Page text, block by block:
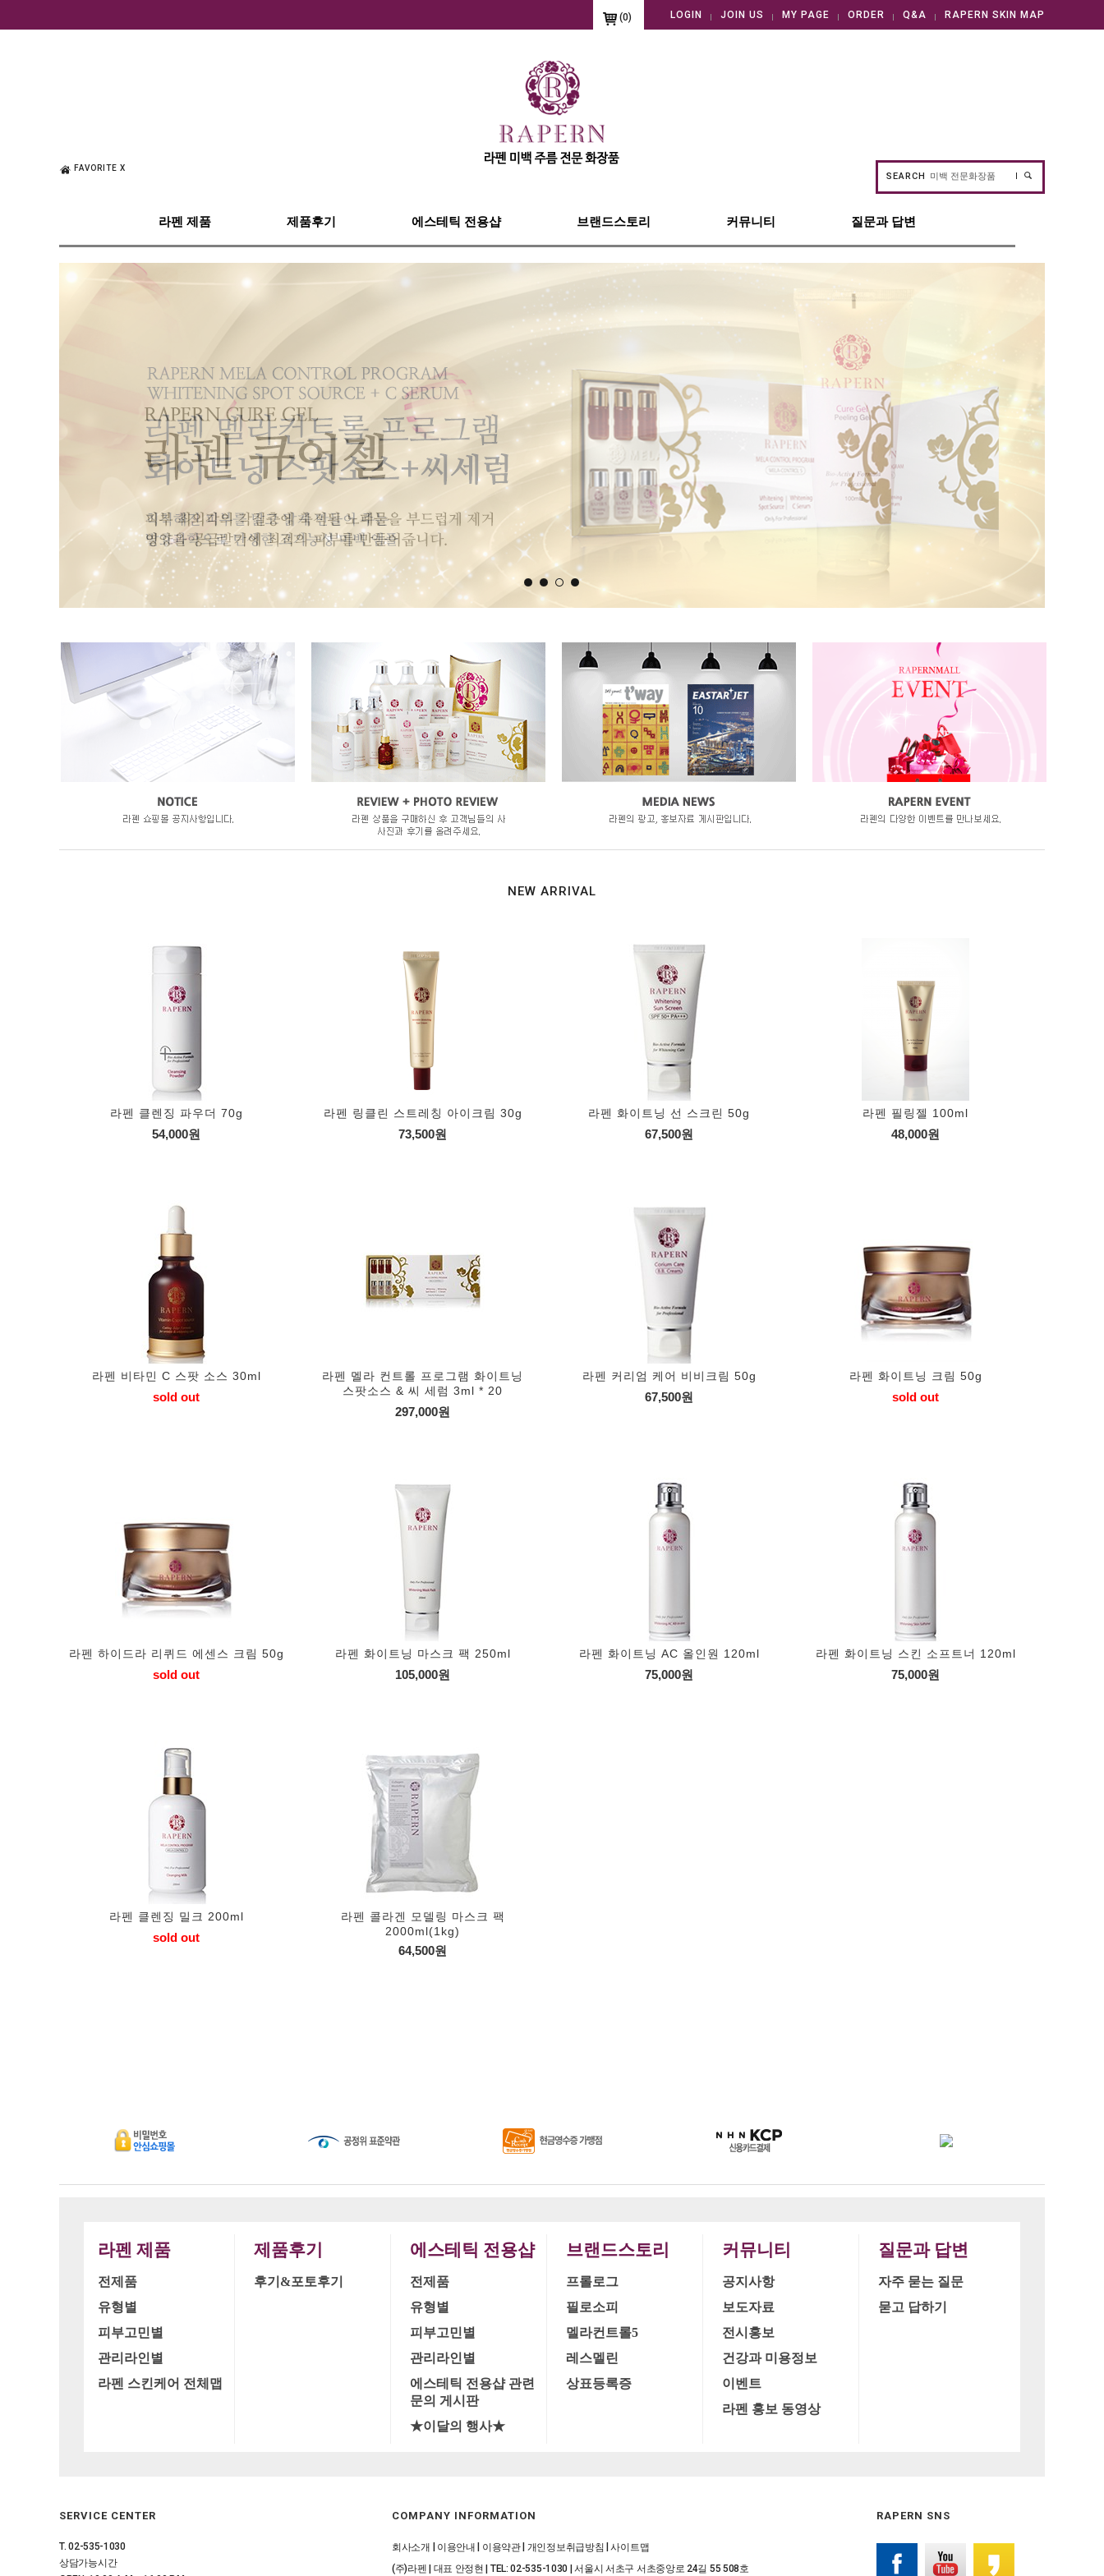
(0) LOGIN JOIN US MY PAGE ORDER Q&A RAPERN SKIN MAP
FAVORITE X
SEARCH
라펜 제품 제품후기 에스테틱 전용샵 브랜드스토리 커뮤니티 질문과 답변
NEW ARRIVAL
라펜 클렌징 파우더 70g
54,000원
라펜 링클린 스트레칭 아이크림 30g
73,500원
라펜 화이트닝 선 스크린 50g
67,500원
라펜 필링젤 100ml
48,000원
라펜 비타민 C 스팟 소스 30ml
sold out
라펜 멜라 컨트롤 프로그램 화이트닝
스팟소스 & 씨 세럼 3ml * 20
297,000원
라펜 커리엄 케어 비비크림 50g
67,500원
라펜 화이트닝 크림 50g
sold out
라펜 하이드라 리퀴드 에센스 크림 50g
sold out
라펜 화이트닝 마스크 팩 250ml
105,000원
라펜 화이트닝 AC 올인원 120ml
75,000원
라펜 화이트닝 스킨 소프트너 120ml
75,000원
라펜 클렌징 밀크 200ml
sold out
라펜 콜라겐 모델링 마스크 팩
2000ml(1kg)
64,500원
라펜 제품
전제품
유형별
피부고민별
관리라인별
라펜 스킨케어 전체맵
제품후기
후기&포토후기
에스테틱 전용샵
전제품
유형별
피부고민별
관리라인별
에스테틱 전용샵 관련
문의 게시판
★이달의 행사★
브랜드스토리
프롤로그
필로소피
멜라컨트롤5
레스멜린
상표등록증
커뮤니티
공지사항
보도자료
전시홍보
건강과 미용정보
이벤트
라펜 홍보 동영상
질문과 답변
자주 묻는 질문
묻고 답하기
SERVICE CENTER
T. 02-535-1030
상담가능시간
COMPANY INFORMATION
회사소개 이용안내 이용약관| 개인정보취급방침 |사이트맵
(주)라펜 | 대표 안정현 | TEL: 02-535-1030 | 서울시 서초구 서초중앙로 24길 55 508호
RAPERN SNS